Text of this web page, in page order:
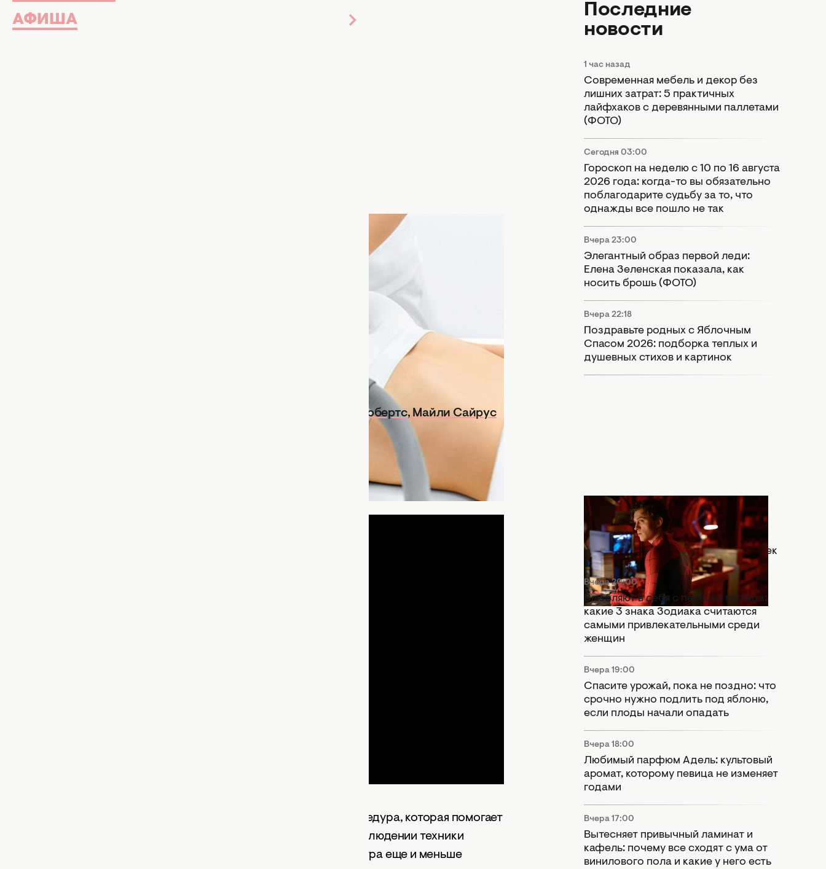
АФИША
Паста для шугаринга, восковые полоски, крем для депиляции, бритвенные
длительного эффекта, как лазерная эпиляция. Но решиться на эту
процедуру бывает сложно – а вдруг процедура слишком болезненная или
дорогая? Редакция HOCHU.ua составила полный гид по лазерной эпиляции,
который поможет определиться и понять, стоит ли тратить время (и деньги)
Звезды, отказавшиеся от эпиляции: Мадонна, Джулия Робертс, Майли Сайрус
Что такое лазерная эпиляция и как она работает?
Лазерная эпиляция — это специализированная процедура, которая помогает
навсегда удалить нежелательные волосы. А при соблюдении техники
безопасности и правильных настройках эта процедура еще и меньше
Последние
новости
1 час назад
Современная мебель и декор без
лишних затрат: 5 практичных
лайфхаков с деревянными паллетами
(ФОТО)
Сегодня 03:00
Гороскоп на неделю с 10 по 16 августа
2026 года: когда-то вы обязательно
поблагодарите судьбу за то, что
однажды все пошло не так
Вчера 23:00
Элегантный образ первой леди:
Елена Зеленская показала, как
носить брошь (ФОТО)
Вчера 22:18
Поздравьте родных с Яблочным
Спасом 2026: подборка теплых и
душевных стихов и картинок
Вчера 20:30
Что означает сцена после титров
"Человек-паук: Абсолютно новый
день": Marvel оставили важный намек
Вчера 20:00
Влюбляют в себя с первого взгляда:
какие 3 знака Зодиака считаются
самыми привлекательными среди
женщин
Вчера 19:00
Спасите урожай, пока не поздно: что
срочно нужно подлить под яблоню,
если плоды начали опадать
Вчера 18:00
Любимый парфюм Адель: культовый
аромат, которому певица не изменяет
годами
Вчера 17:00
Вытесняет привычный ламинат и
кафель: почему все сходят с ума от
винилового пола и какие у него есть